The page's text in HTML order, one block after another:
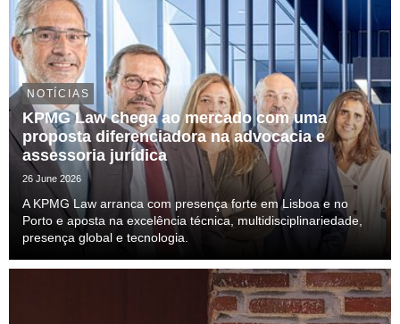
NOTÍCIAS
KPMG Law chega ao mercado com uma
proposta diferenciadora na advocacia e
assessoria jurídica
26 June 2026
A KPMG Law arranca com presença forte em Lisboa e no
Porto e aposta na excelência técnica, multidisciplinariedade,
presença global e tecnologia.